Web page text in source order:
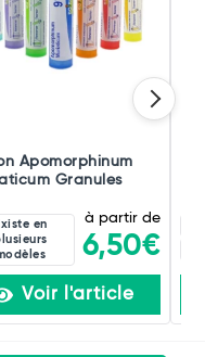
Apomorphinum
Granules
en
à partir de
6,50€
Voir l'article